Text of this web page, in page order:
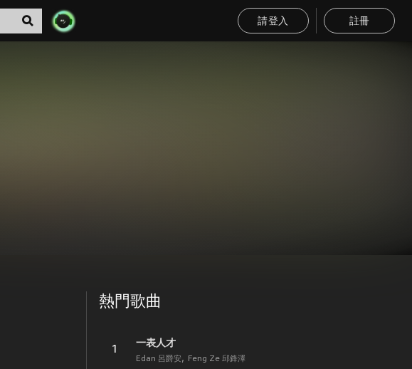
請登入 註冊
熱門歌曲
1
一表人才
Edan 呂爵安 Feng Ze 邱鋒澤